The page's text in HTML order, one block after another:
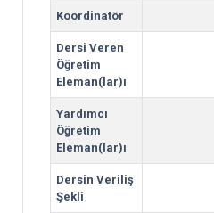
Koordinatör
Dersi Veren
Öğretim
Eleman(lar)ı
Yardımcı
Öğretim
Eleman(lar)ı
Dersin Veriliş
Şekli